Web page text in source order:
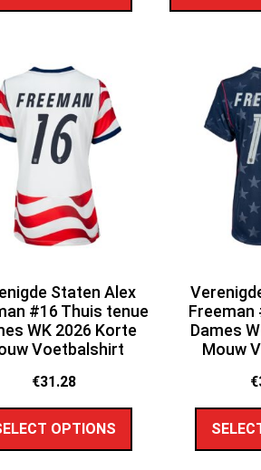
Staten Alex
#16 Thuis tenue
WK 2026 Korte
Voetbalshirt
€31.28
OPTIONS
Freeman
Dames
Mouw
€